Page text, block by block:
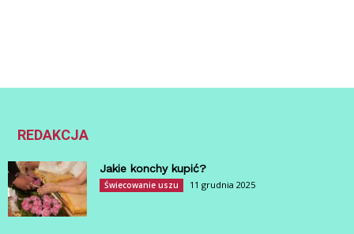
REDAKCJA
Jakie konchy kupić?
Świecowanie uszu 11 grudnia 2025